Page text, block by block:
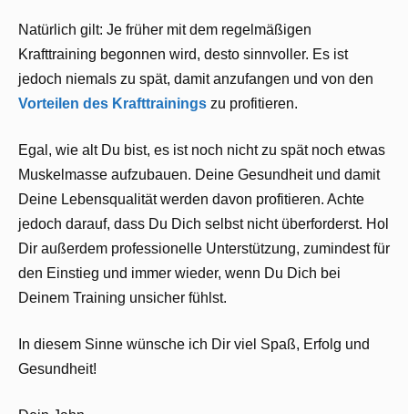
Natürlich gilt: Je früher mit dem regelmäßigen
Krafttraining begonnen wird, desto sinnvoller. Es ist
jedoch niemals zu spät, damit anzufangen und von den
Vorteilen des Krafttrainings zu profitieren.
Egal, wie alt Du bist, es ist noch nicht zu spät noch etwas
Muskelmasse aufzubauen. Deine Gesundheit und damit
Deine Lebensqualität werden davon profitieren. Achte
jedoch darauf, dass Du Dich selbst nicht überforderst. Hol
Dir außerdem professionelle Unterstützung, zumindest für
den Einstieg und immer wieder, wenn Du Dich bei
Deinem Training unsicher fühlst.
In diesem Sinne wünsche ich Dir viel Spaß, Erfolg und
Gesundheit!